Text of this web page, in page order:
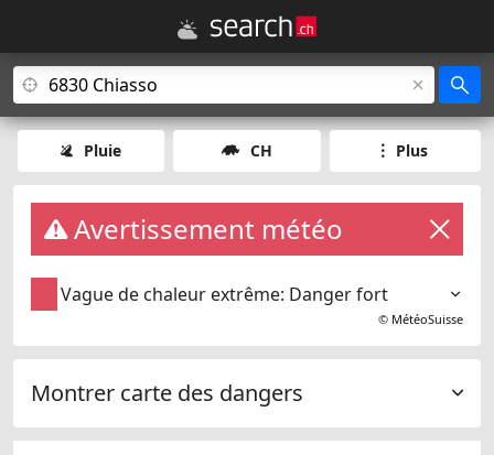
Pluie CH Plus
Avertissement météo
Vague de chaleur extrême: Danger fort
© MétéoSuisse
Montrer carte des dangers